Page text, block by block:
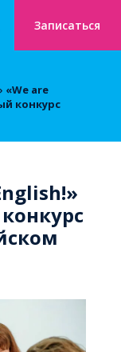
Записаться
«We are
конкурс